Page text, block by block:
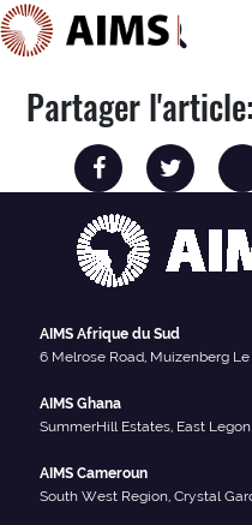
Navigation
Partager l'article:
AIMS Afrique du Sud
6 Melrose Road, Muizenberg
AIMS Ghana
SummerHill Estates, East
AIMS Cameroun
South West Region, Crystal